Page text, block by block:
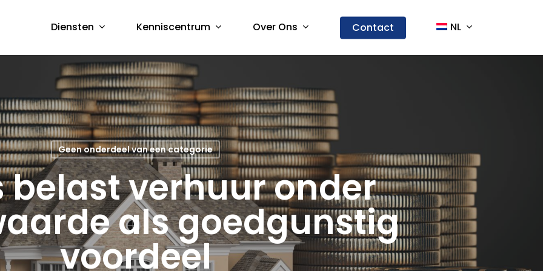
Diensten Kenniscentrum Over Ons Contact NL
Geen onderdeel van een categorie
belast verhuur onder
als goedgunstig
voordeel